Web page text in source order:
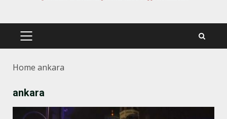
PRIMÄRES
Home ankara
ankara